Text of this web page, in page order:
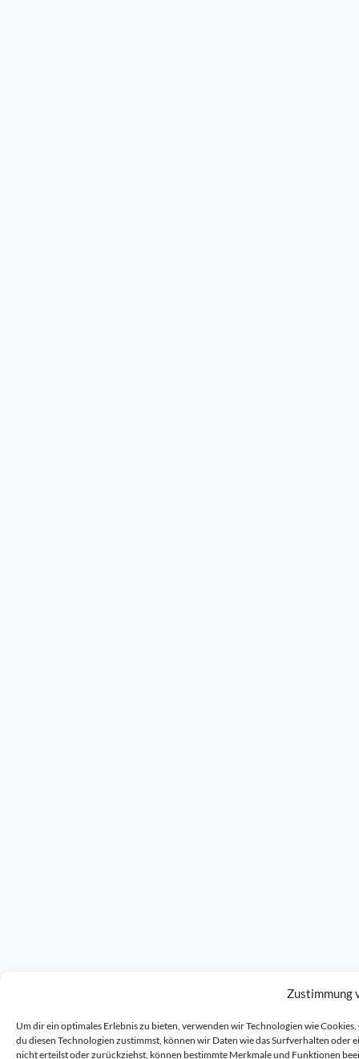
Zustimmung
Um dir ein optimales Erlebnis zu bieten, verwenden wir Technologien wie
du diesen Technologien zustimmst, können wir Daten wie das Surfverhalten
nicht erteilst oder zurückziehst, können bestimmte Merkmale und Funktionen